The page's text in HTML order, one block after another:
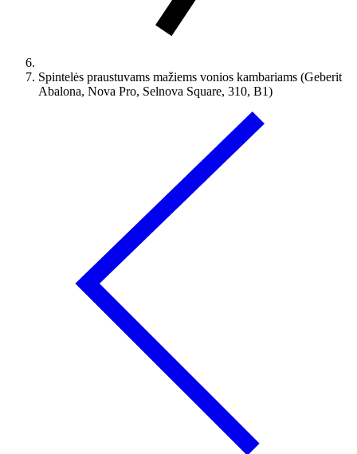
Spintelės praustuvams mažiems vonios kambariams (Geberit
Abalona, Nova Pro, Selnova Square, 310, B1)